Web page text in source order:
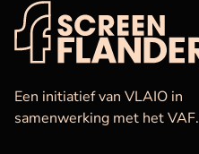
VAF
Een initiatief van VLAIO in
samenwerking met het VAF.